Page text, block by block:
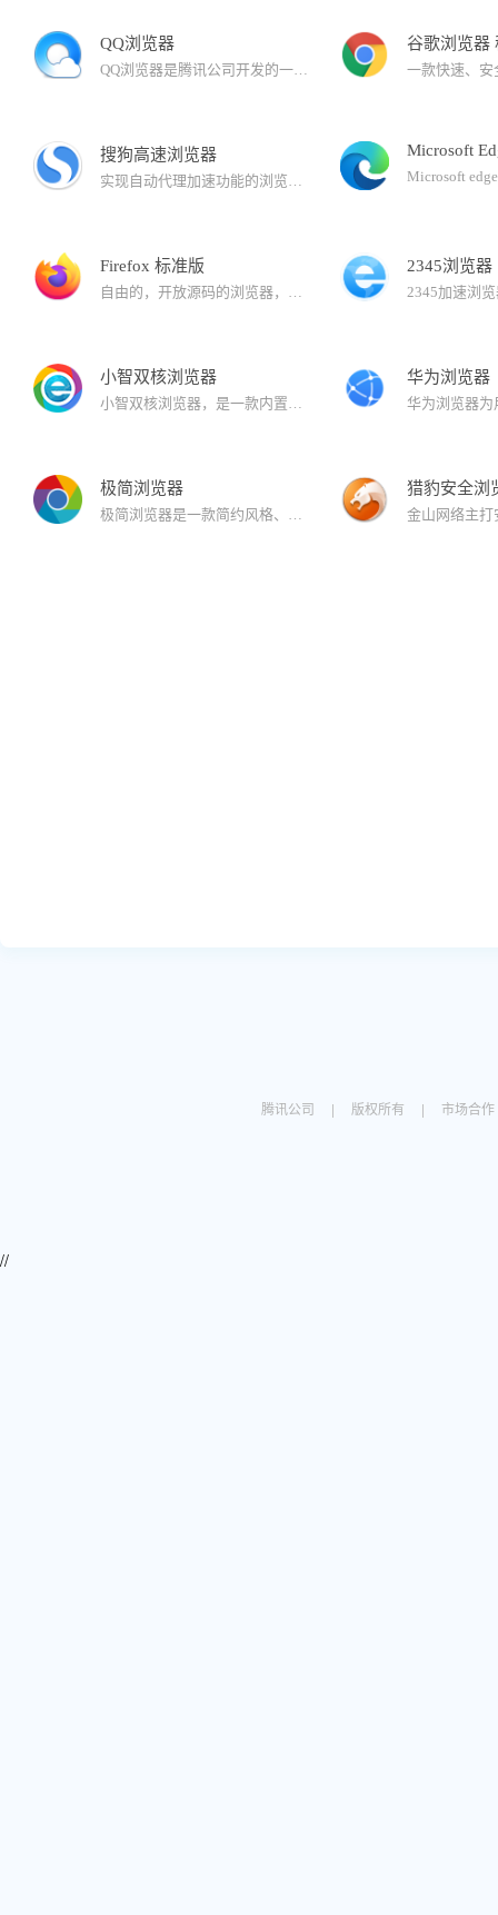
QQ浏览器
QQ浏览器是腾讯公司开发的一款极速浏览器，已升级为AI浏览器。 在用户浏览的过程中，QQ浏览器提供AI能力，帮助用户高效获取信息，提升处理、生成信息的效率。还有多个AI助理，帮助完成复杂任务。
谷歌浏览器
搜狗高速浏览器
实现自动代理加速功能的浏览器。与拼音输入法、五笔输入法等产品一同成为您高速上网的必备工具。搜狗浏览器拥有国内首款“真双核”引擎，采用多级加速机制，能大幅提高您的上网速度。
Microsoft
Firefox 标准版
自由的，开放源码的浏览器，它体积小速度快，还有其它一些高级特征，主要特性有：标签式浏览，使上网冲浪更快；可以禁止弹出式窗口；自定制工具栏；扩展管理；更好的搜索特性；快速而方便的侧栏。
2345浏览器
小智双核浏览器
小智双核浏览器，是一款内置Chrome和IE内核的安全双核浏览器，可完美支持IE9/IE10/IE11版本内核，同时拥有更加稳定、快速的Chrome内核：Chromium101，运行速度快、性能稳定，同样也确保了兼容性。界面简洁，安全、纯净无广告，有着秒开网页的流畅体验。支持安装谷歌Google Chrome插件拓展程序，拥有自定义主页、天气预报、免费PDF转换Word功能、快速划词翻译功能、网页长截图、gif录制、视频录制、快捷鼠标手势、一键扫码分享网页功能、微博助手、侧边栏二维码生成器以及自定义浏览器全面屏壁纸皮肤等功能。
华为浏览器
极简浏览器
极简浏览器是一款简约风格、极速安全、无广告、无弹窗的浏览器。极简浏览器提供了浏览器的基本功能。满足用户的极速安全上网的同时，无广告、无弹窗、简洁的界面等特点给用户带来不一样的浏览体验！
猎豹安全浏
腾讯公司 | 版权所有 | 市场合作
//